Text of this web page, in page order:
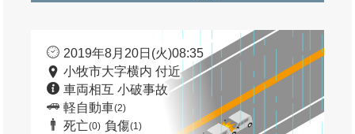
2019年8月20日(火)08:35
小牧市大字横内 付近
車両相互 小破事故
軽自動車(2)
死亡(0) 負傷(1)